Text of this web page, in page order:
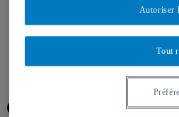
Communiqués de presse
Autorisation de tournage
Facebook
Tout
Autoriser